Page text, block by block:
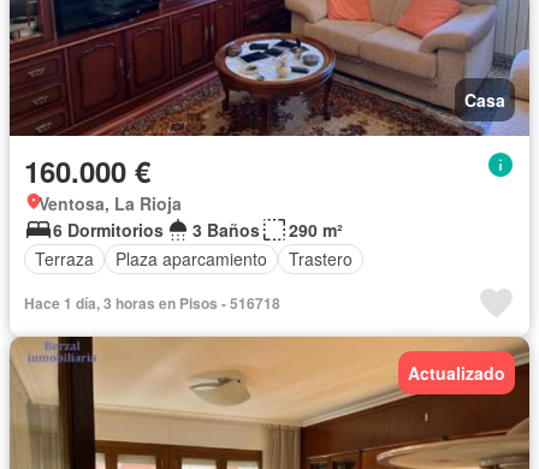
Casa
160.000 €
Ventosa, La Rioja
6 Dormitorios
3 Baños
290 m²
Terraza
Plaza aparcamiento Trastero
Hace 1 día, 3 horas en Pisos - 516718
Actualizado